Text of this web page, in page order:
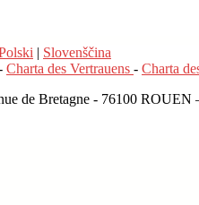
| Slovenščina
Charta des Vertrauens - Charta
de Bretagne - 76100 ROUEN